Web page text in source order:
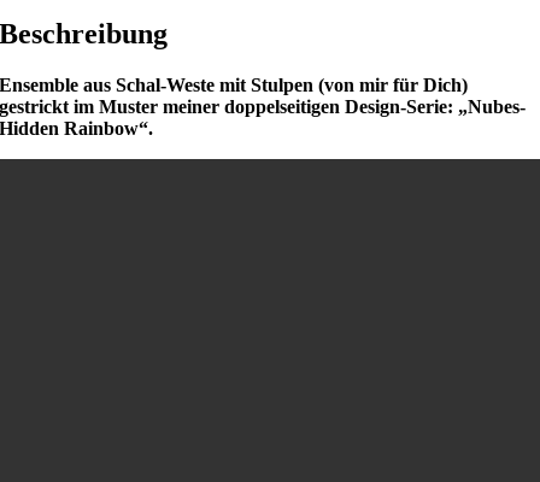
Beschreibung
Ensemble aus Schal-Weste mit Stulpen (von mir für Dich)
gestrickt im Muster meiner doppelseitigen Design-Serie: „Nubes-
Hidden Rainbow“.